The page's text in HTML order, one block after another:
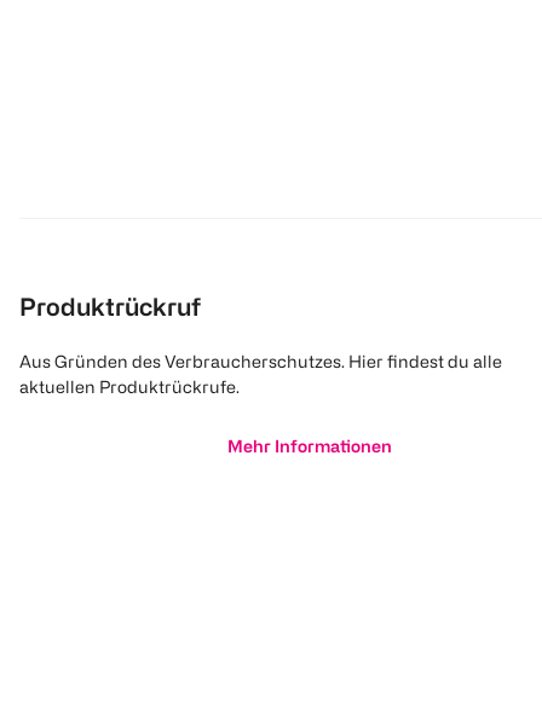
Produktrückruf
Aus Gründen des Verbraucherschutzes. Hier findest du alle
aktuellen Produktrückrufe.
Mehr Informationen